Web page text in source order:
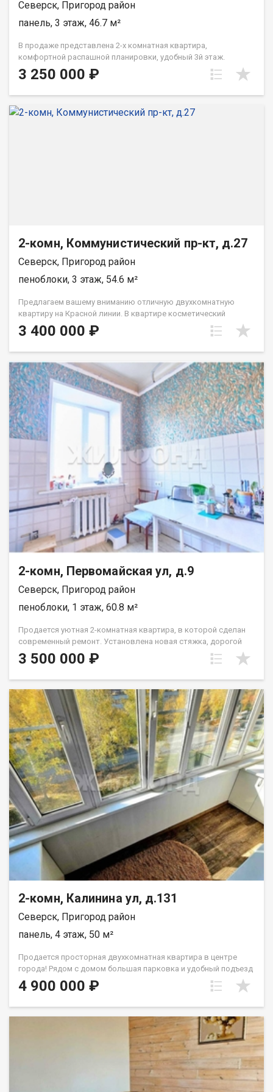
Северск, Пригород район
панель, 3 этаж, 46.7 м²
В продаже представлена 2-х комнатная квартира,
комфортной распашной планировки, удобный 3й этаж.
Имеется остеклённый балкон. Аккуратная, ухоженная
квартира, готова к заселению без дополнительных расходов.
расположение относительно учебных заведений, мест для
3 250 000 ₽
2-комн, Коммунистический пр-кт, д.27
Северск, Пригород район
пеноблоки, 3 этаж, 54.6 м²
Предлагаем вашему вниманию отличную двухкомнатную
квартиру на Красной линии. В квартире косметический
ремонт. В кухне установлены новая керамическая плита и
посудомоечная машинка, которые остаются в качестве
туалете вы найдёте плитку Керама Марацци и новую
сантехнику от Грое, а также новый бойлер Хайер. Имеется
большой балкон, который идеально подходит как для уютных
чаепитий, так и для хранения велосипедов. В одной из комнат
установлены панорамные распашные немецкие окна,
обеспечивающие выход на балкон и наполняющие
пространство светом. Расположение квартиры также не
оставит вас равнодушными: рядом находятся школа, детские
сады, магазины, аптеки и парк всё необходимое для
комфортной жизни. Идеальное место для хорошей семьи! В
подарок новым жильцам погреб в соседнем дворе для
хранения вещей. Звоните, организую показ в удобное для Вас
время. При звонке, пожалуйста, сообщите номер варианта -
JV002070102955
3 400 000 ₽
2-комн, Первомайская ул, д.9
Северск, Пригород район
пеноблоки, 1 этаж, 60.8 м²
Продается уютная 2-комнатная квартира, в которой сделан
современный ремонт. Установлена новая стяжка, дорогой
линолеум, обои производства Германии, а также полностью
заменена электропроводка. В каждой комнате установлен
уют. Высокие потолки (3,08 метра) создают ощущение
простора. Санузел раздельный и облицован кафелем. Вы
сможете насладиться спокойной атмосферой района с
доброжелательными соседями. Это идеальное место для
семей с детьми: во дворе есть современная детская
площадка, а рядом расположены детский сад и библиотека.
Транспортная доступность на высоком уровне: остановки
общественного транспорта находятся прямо напротив дома.
В шаговой доступности находятся магазины Ярче и Фасолька,
аптека, детская поликлиника, школа и церковь - всё
необходимое для комфортной жизни под рукой. Для
автомобилистов предусмотрена открытая парковка во
дворе. Звоните и записывайтесь на просмотр уже сегодня!
При звонке, пожалуйста, сообщите номер варианта -
JV002070103472
3 500 000 ₽
2-комн, Калинина ул, д.131
Северск, Пригород район
панель, 4 этаж, 50 м²
Продается просторная двухкомнатная квартира в центре
города! Рядом с домом большая парковка и удобный подъезд
к дому. В квартире имеется просторная кухня, где можно
разместить обеденный стол и установить необходимую
них уютная гостиная, которая может быть использована как
спальня или кабинет. И спальня в которой имеется большое
окно, где открывается красивый вид на зелёную улицу и
школу. Квартира идеально подойдёт для тех, кто хочет
сделать ремонт под себя. Но даже с таким ремонтом в неё
смело можно заехать и жить, так как она чистая и ухоженная.
Так же в ней установлены новые окна, проведена замена
4 900 000 ₽